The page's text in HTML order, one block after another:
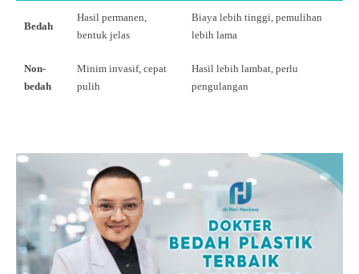
Bedah
Hasil permanen,
bentuk jelas
Biaya lebih tinggi, pemulihan
lebih lama
Non-
bedah
Minim invasif, cepat
pulih
Hasil lebih lambat, perlu
pengulangan